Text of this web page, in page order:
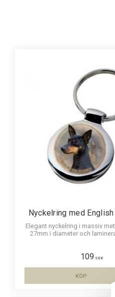
Nyckelring med
Elegant nyckelring i massiv
27mm i diameter och
109 SEK
KÖP